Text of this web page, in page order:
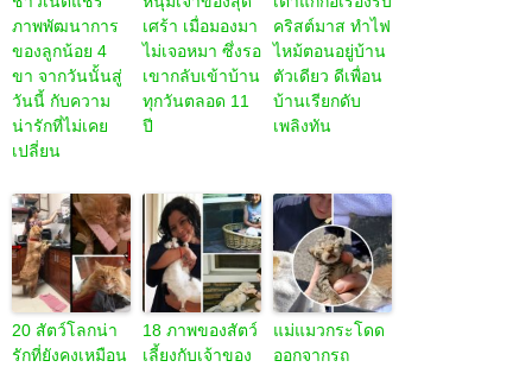
ภาพพัฒนาการ
ของลูกน้อย 4
ขา จากวันนั้นสู่
วันนี้ กับความ
น่ารักที่ไม่เคย
เปลี่ยน
เศร้า เมื่อมองมา
ไม่เจอหมา ซึ่งรอ
เขากลับเข้าบ้าน
ทุกวันตลอด 11
ปี
คริสต์มาส ทำไฟ
ไหม้ตอนอยู่บ้าน
ตัวเดียว ดีเพื่อน
บ้านเรียกดับ
เพลิงทัน
20 สัตว์โลกน่า
รักที่ยังคงเหมือน
18 ภาพของสัตว์
เลี้ยงกับเจ้าของ
แม่แมวกระโดด
ออกจากรถ